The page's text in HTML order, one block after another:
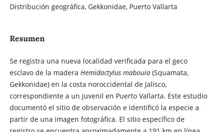
Distribución geográfica, Gekkonidae, Puerto Vallarta
Resumen
Se registra una nueva localidad verificada para el geco
esclavo de la madera Hemidactylus mabouia(Squamata,
Gekkonidae) en la costa noroccidental de Jalisco,
correspondiente a un juvenil en Puerto Vallarta. Este estudio
documentó el sitio de observación e identificó la especie a
partir de una imagen fotográfica. El sitio específico de